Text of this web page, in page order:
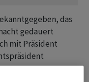
das
gedauert
mit Präsident